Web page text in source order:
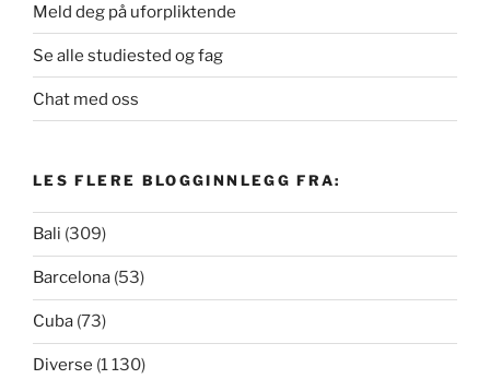
Meld deg på uforpliktende
Se alle studiested og fag
Chat med oss
LES FLERE BLOGGINNLEGG FRA:
Bali (309)
Barcelona (53)
Cuba (73)
Diverse (1 130)